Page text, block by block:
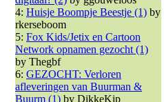
4: Huisje Boompje Beestje (1) by
rkerseboom
5: Fox Kids/Jetix en Cartoon
Network opnamen gezocht (1)
by Thegbf
6: GEZOCHT: Verloren
afleveringen van Buurman &
Buurm (1) by DikkeKip